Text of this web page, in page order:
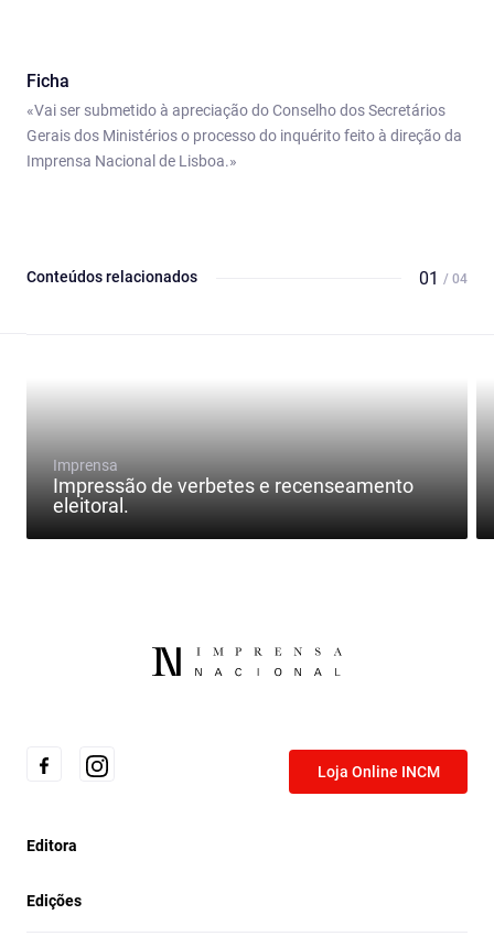
Ficha
«Vai ser submetido à apreciação do Conselho dos Secretários
Gerais dos Ministérios o processo do inquérito feito à direção da
Imprensa Nacional de Lisboa.»
Conteúdos relacionados 01 / 04
Imprensa
Impressão de verbetes e recenseamento
eleitoral.
Loja Online INCM
Editora
Edições